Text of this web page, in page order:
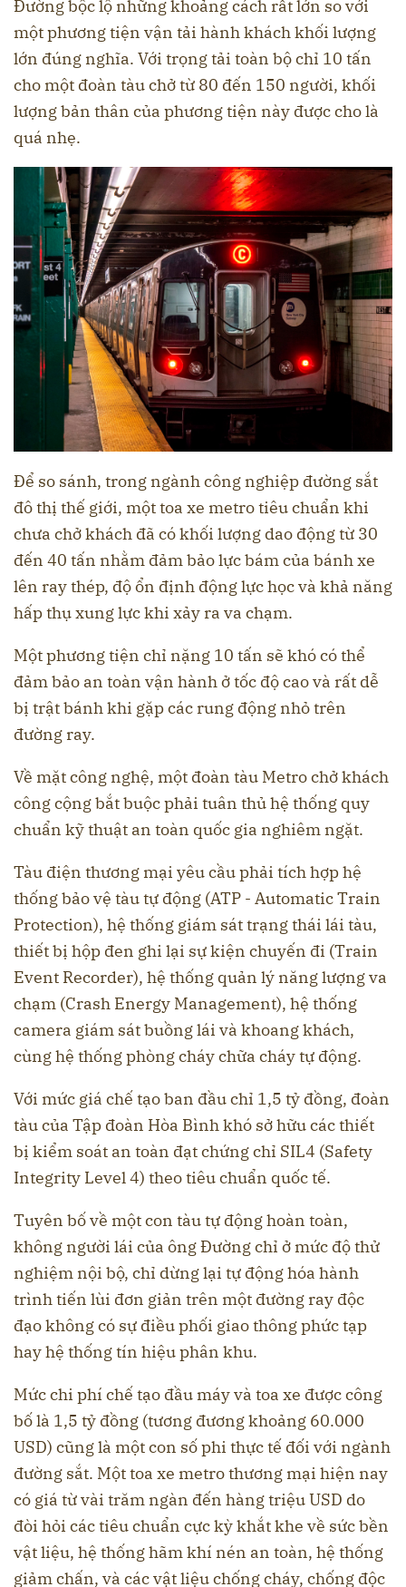
Đường bộc lộ những khoảng cách rất lớn so với
một phương tiện vận tải hành khách khối lượng
lớn đúng nghĩa. Với trọng tải toàn bộ chỉ 10 tấn
cho một đoàn tàu chở từ 80 đến 150 người, khối
lượng bản thân của phương tiện này được cho là
quá nhẹ.
Để so sánh, trong ngành công nghiệp đường sắt
đô thị thế giới, một toa xe metro tiêu chuẩn khi
chưa chở khách đã có khối lượng dao động từ 30
đến 40 tấn nhằm đảm bảo lực bám của bánh xe
lên ray thép, độ ổn định động lực học và khả năng
hấp thụ xung lực khi xảy ra va chạm.
Một phương tiện chỉ nặng 10 tấn sẽ khó có thể
đảm bảo an toàn vận hành ở tốc độ cao và rất dễ
bị trật bánh khi gặp các rung động nhỏ trên
đường ray.
Về mặt công nghệ, một đoàn tàu Metro chở khách
công cộng bắt buộc phải tuân thủ hệ thống quy
chuẩn kỹ thuật an toàn quốc gia nghiêm ngặt.
Tàu điện thương mại yêu cầu phải tích hợp hệ
thống bảo vệ tàu tự động (ATP - Automatic Train
Protection), hệ thống giám sát trạng thái lái tàu,
thiết bị hộp đen ghi lại sự kiện chuyến đi (Train
Event Recorder), hệ thống quản lý năng lượng va
chạm (Crash Energy Management), hệ thống
camera giám sát buồng lái và khoang khách,
cùng hệ thống phòng cháy chữa cháy tự động.
Với mức giá chế tạo ban đầu chỉ 1,5 tỷ đồng, đoàn
tàu của Tập đoàn Hòa Bình khó sở hữu các thiết
bị kiểm soát an toàn đạt chứng chỉ SIL4 (Safety
Integrity Level 4) theo tiêu chuẩn quốc tế.
Tuyên bố về một con tàu tự động hoàn toàn,
không người lái của ông Đường chỉ ở mức độ thử
nghiệm nội bộ, chỉ dừng lại tự động hóa hành
trình tiến lùi đơn giản trên một đường ray độc
đạo không có sự điều phối giao thông phức tạp
hay hệ thống tín hiệu phân khu.
Mức chi phí chế tạo đầu máy và toa xe được công
bố là 1,5 tỷ đồng (tương đương khoảng 60.000
USD) cũng là một con số phi thực tế đối với ngành
đường sắt. Một toa xe metro thương mại hiện nay
có giá từ vài trăm ngàn đến hàng triệu USD do
đòi hỏi các tiêu chuẩn cực kỳ khắt khe về sức bền
vật liệu, hệ thống hãm khí nén an toàn, hệ thống
giảm chấn, và các vật liệu chống cháy, chống độc